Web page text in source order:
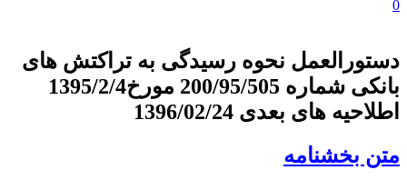
0
دستورالعمل نحوه رسیدگی به تراکتش های
بانکی شماره 200/95/505 مورخ1395/2/4
اطلاحیه های بعدی 1396/02/24
متن بخشنامه